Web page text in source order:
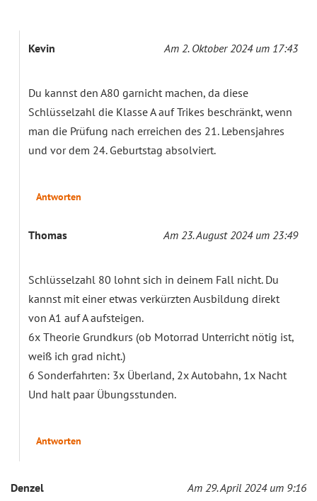
Kevin Am 2. Oktober 2024 um 17:43
Du kannst den A80 garnicht machen, da diese
Schlüsselzahl die Klasse A auf Trikes beschränkt, wenn
man die Prüfung nach erreichen des 21. Lebensjahres
und vor dem 24. Geburtstag absolviert.
Antworten
Thomas Am 23. August 2024 um 23:49
Schlüsselzahl 80 lohnt sich in deinem Fall nicht. Du
kannst mit einer etwas verkürzten Ausbildung direkt
von A1 auf A aufsteigen.
6x Theorie Grundkurs (ob Motorrad Unterricht nötig ist,
weiß ich grad nicht.)
6 Sonderfahrten: 3x Überland, 2x Autobahn, 1x Nacht
Und halt paar Übungsstunden.
Antworten
Denzel Am 29. April 2024 um 9:16